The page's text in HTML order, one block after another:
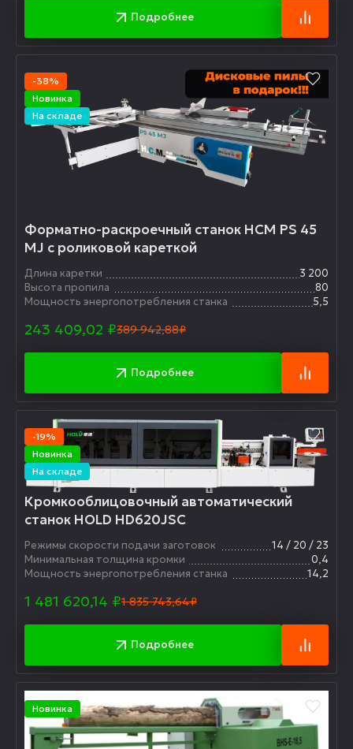
Подробнее
-38%
Новинка
На складе
Форматно-раскроечный станок HCM PS 45
MJ с роликовой кареткой
Длина каретки
3 200
Высота пропила
80
Мощность энергопотребления станка
5,5
243 409,02 ₽389 942,88₽
Подробнее
-19%
Новинка
На складе
Кромкооблицовочный автоматический
станок HOLD HD620JSC
Режимы скорости подачи заготовок
14 / 20 / 23
Минимальная толщина кромки
0,4
Мощность энергопотребления станка
14,2
1 481 620,14 ₽1 835 743,64₽
Подробнее
Новинка